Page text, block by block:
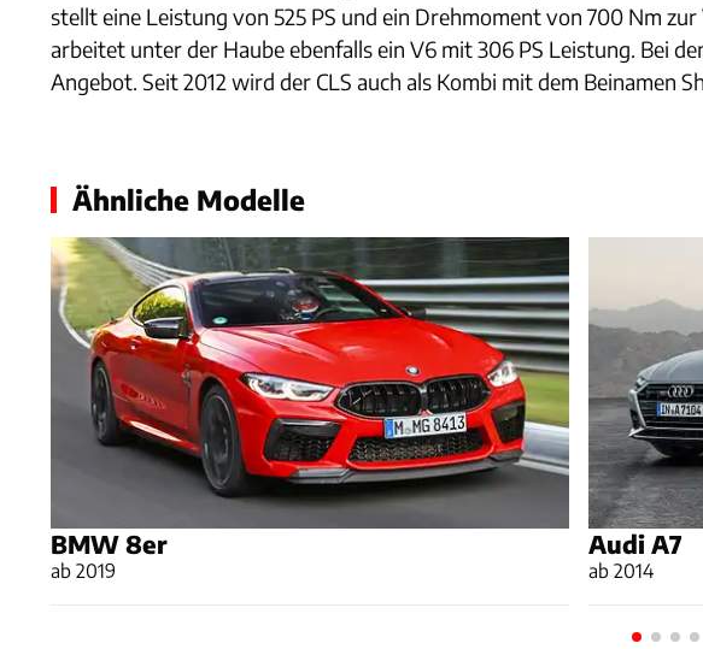
stellt eine Leistung von 525 PS und ein Drehmoment von 700 Nm
arbeitet unter der Haube ebenfalls ein V6 mit 306 PS Leistung. Bei
Angebot. Seit 2012 wird der CLS auch als Kombi mit dem Beinamen
Ähnliche Modelle
BMW 8er
ab 2019
Audi A7
ab 2014